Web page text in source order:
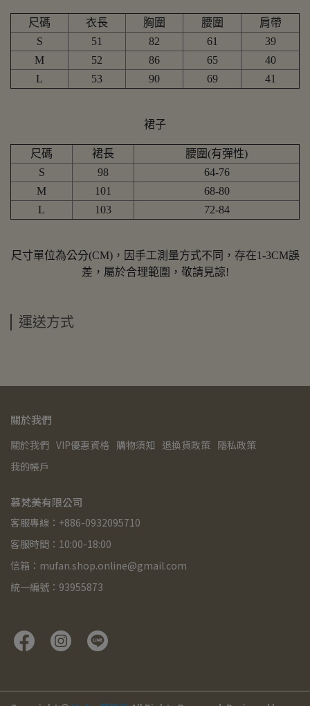
尺碼 衣長 胸圍 腰圍
肩帶
S
51 82 61
39
M
52 86 65
40
L
53 90 69 41
裙子
尺碼 裙長
腰圍(有彈性)
S
98
64-76
M
101
68-80
L
103 72-84
尺寸單位為公分(CM)，因手工測量方式不同，存在1-3CM誤
差，屬於合理範圍，敬請見諒!
運送方式
關於我們
關於我們 VIP優惠資格 購物須知 退換貨政策 隱私政策
我的帳戶
慕梵美有限公司
客服專線：+886-0932095710
客服時間：10:00-18:00
信箱：mufan.shop.online@gmail.com
統一編號：93955873